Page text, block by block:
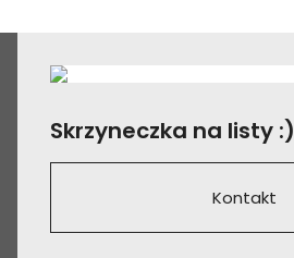
Skrzyneczka na listy :)
Kontakt